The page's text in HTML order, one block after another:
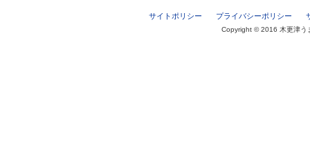
サイトポリシー プライバシーポリシー
Copyright © 2016 木更津